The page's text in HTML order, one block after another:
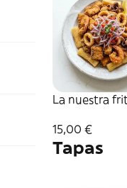
La nuestra
15,00 €
Tapas